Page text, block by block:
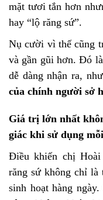
mặt tươi tắn hơn
hay “lộ răng sứ”.
Nụ cười vì thế cũng
và gần gũi hơn. Đó
dễ dàng nhận ra,
của chính người sở
Giá trị lớn nhất
giác khi sử dụng
Điều khiến chị
răng sứ không chỉ là
sinh hoạt hàng